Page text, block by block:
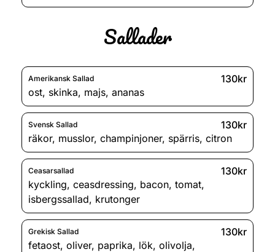
Sallader
Amerikansk Sallad
130kr
ost, skinka, majs, ananas
Svensk Sallad
130kr
räkor, musslor, champinjoner, spärris, citron
Ceasarsallad
130kr
kyckling, ceasdressing, bacon, tomat,
isbergssallad, krutonger
Grekisk Sallad
130kr
fetaost, oliver, paprika, lök, olivolja,